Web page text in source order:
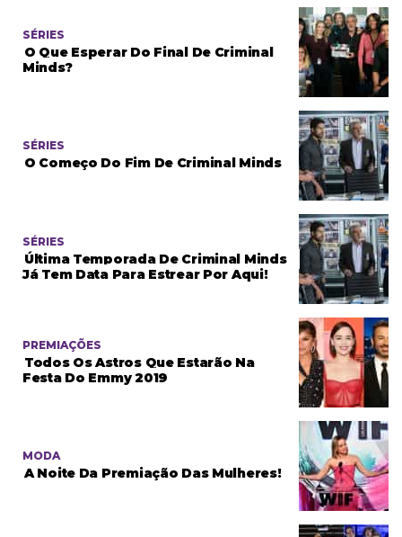
SÉRIES
O Que Esperar Do Final De Criminal
Minds?
SÉRIES
O Começo Do Fim De Criminal Minds
SÉRIES
Última Temporada De Criminal Minds
Já Tem Data Para Estrear Por Aqui!
PREMIAÇÕES
Todos Os Astros Que Estarão Na
Festa Do Emmy 2019
MODA
A Noite Da Premiação Das Mulheres!